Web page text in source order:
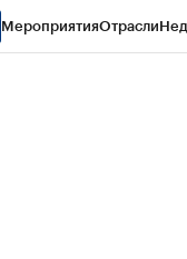
МероприятияОтрасли